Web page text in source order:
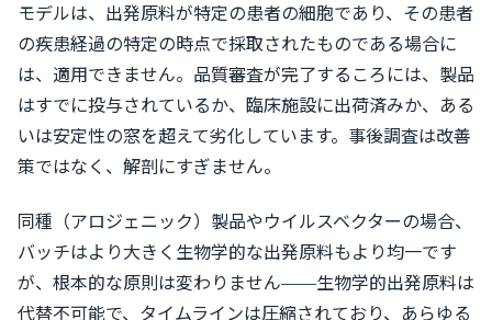
モデルは、出発原料が特定の患者の細胞であり、その患者
の疾患経過の特定の時点で採取されたものである場合に
は、適用できません。品質審査が完了するころには、製品
はすでに投与されているか、臨床施設に出荷済みか、ある
いは安定性の窓を超えて劣化しています。事後調査は改善
策ではなく、解剖にすぎません。
同種（アロジェニック）製品やウイルスベクターの場合、
バッチはより大きく生物学的な出発原料もより均一です
が、根本的な原則は変わりません——生物学的出発原料は
代替不可能で、タイムラインは圧縮されており、あらゆる